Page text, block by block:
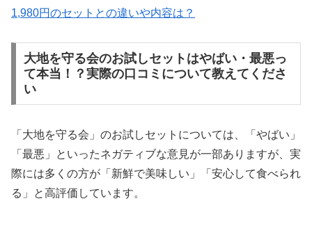
1,980円のセットとの違いや内容は？
大地を守る会のお試しセットはやばい・最悪っ
て本当！？実際の口コミについて教えてくださ
い
「大地を守る会」のお試しセットについては、「やばい」
「最悪」といったネガティブな意見が一部ありますが、実
際には多くの方が「新鮮で美味しい」「安心して食べられ
る」と高評価しています。